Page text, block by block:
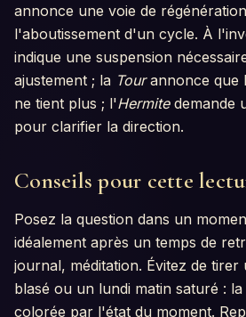
annonce une voie de
l'aboutissement d'un cycle. À
indique une suspension
ajustement ; la Tourannonce que
ne tient plus ; l'Hermitedemande
pour clarifier la direction.
Conseils pour cette
Posez la question dans un
idéalement après un temps de
journal, méditation. Évitez de tirer
blasé ou un lundi matin saturé :
colorée par l'état du moment.